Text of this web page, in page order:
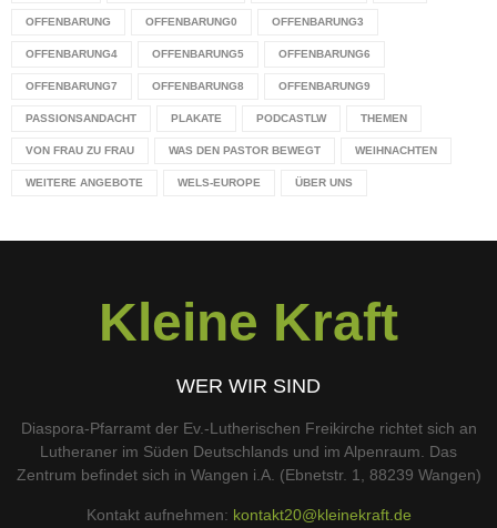
OFFENBARUNG OFFENBARUNG0 OFFENBARUNG3
OFFENBARUNG4 OFFENBARUNG5 OFFENBARUNG6
OFFENBARUNG7 OFFENBARUNG8 OFFENBARUNG9
PASSIONSANDACHT PLAKATE PODCASTLW THEMEN
VON FRAU ZU FRAU WAS DEN PASTOR BEWEGT WEIHNACHTEN
WEITERE ANGEBOTE WELS-EUROPE ÜBER UNS
Kleine Kraft
WER WIR SIND
Diaspora-Pfarramt der Ev.-Lutherischen Freikirche richtet sich an
Lutheraner im Süden Deutschlands und im Alpenraum. Das
Zentrum befindet sich in Wangen i.A. (Ebnetstr. 1, 88239 Wangen)
Kontakt aufnehmen: kontakt20@kleinekraft.de